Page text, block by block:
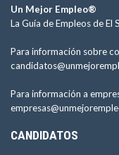
Un Mejor Empleo®
La Guía de Empleos de El
Para información sobre
Para información a
CANDIDATOS